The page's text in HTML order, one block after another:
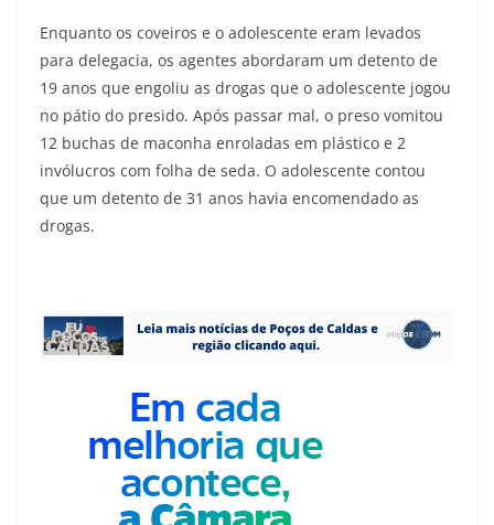
Enquanto os coveiros e o adolescente eram levados
para delegacia, os agentes abordaram um detento de
19 anos que engoliu as drogas que o adolescente jogou
no pátio do presido. Após passar mal, o preso vomitou
12 buchas de maconha enroladas em plástico e 2
invólucros com folha de seda. O adolescente contou
que um detento de 31 anos havia encomendado as
drogas.